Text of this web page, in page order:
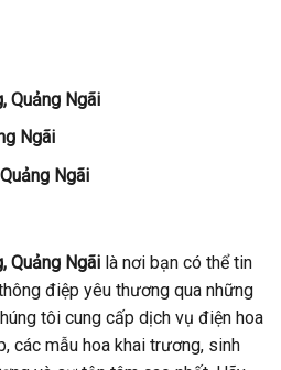
Quảng Ngãi
Ngãi
Ngãi
Quảng Ngãi là nơi bạn có thể tin
điệp yêu thương qua những
tôi cung cấp dịch vụ điện hoa
các mẫu hoa khai trương, sinh